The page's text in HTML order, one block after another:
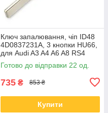
Ключ запалювання, чіп ID48
4D0837231A, 3 кнопки HU66,
для Audi A3 A4 A6 A8 RS4
Готово до відправки 22 од.
735 ₴ 853 ₴
Купити